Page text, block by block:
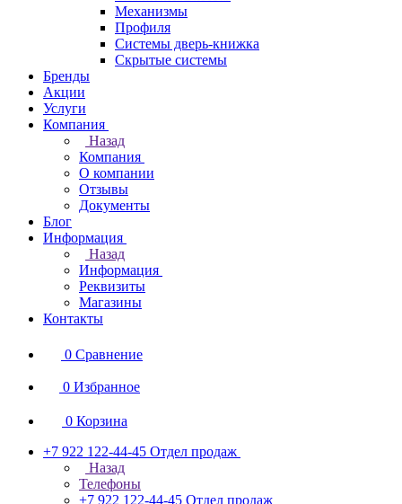
Механизмы
Профиля
Системы дверь-книжка
Скрытые системы
Бренды
Акции
Услуги
Компания
Назад
Компания
О компании
Отзывы
Документы
Блог
Информация
Назад
Информация
Реквизиты
Магазины
Контакты
0 Сравнение
0 Избранное
0 Корзина
+7 922 122-44-45 Отдел продаж
Назад
Телефоны
+7 922 122-44-45 Отдел продаж